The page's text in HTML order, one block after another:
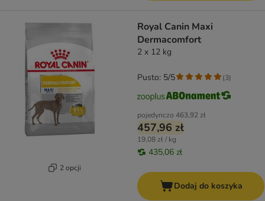
2 opcji
Royal Canin Maxi
Dermacomfort
2 x 12 kg
pojedynczo 463,92 zł
457,96 zł
19,08 zł / kg
435,06 zł
Pusto: 5/5 (3)
Dodaj do koszyka